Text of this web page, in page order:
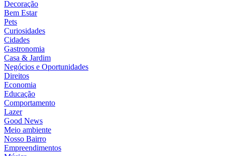
Decoração
Bem Estar
Pets
Curiosidades
Cidades
Gastronomia
Casa & Jardim
Negócios e Oportunidades
Direitos
Economia
Educação
Comportamento
Lazer
Good News
Meio ambiente
Nosso Bairro
Empreendimentos